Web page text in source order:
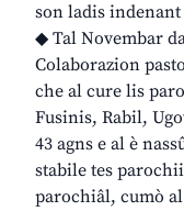
son ladis
◆ Tal Novembar
Colaborazion
che al cure lis
Fusinis, Rabil,
43 agns e al è
stabile tes
parochiâl, cumò